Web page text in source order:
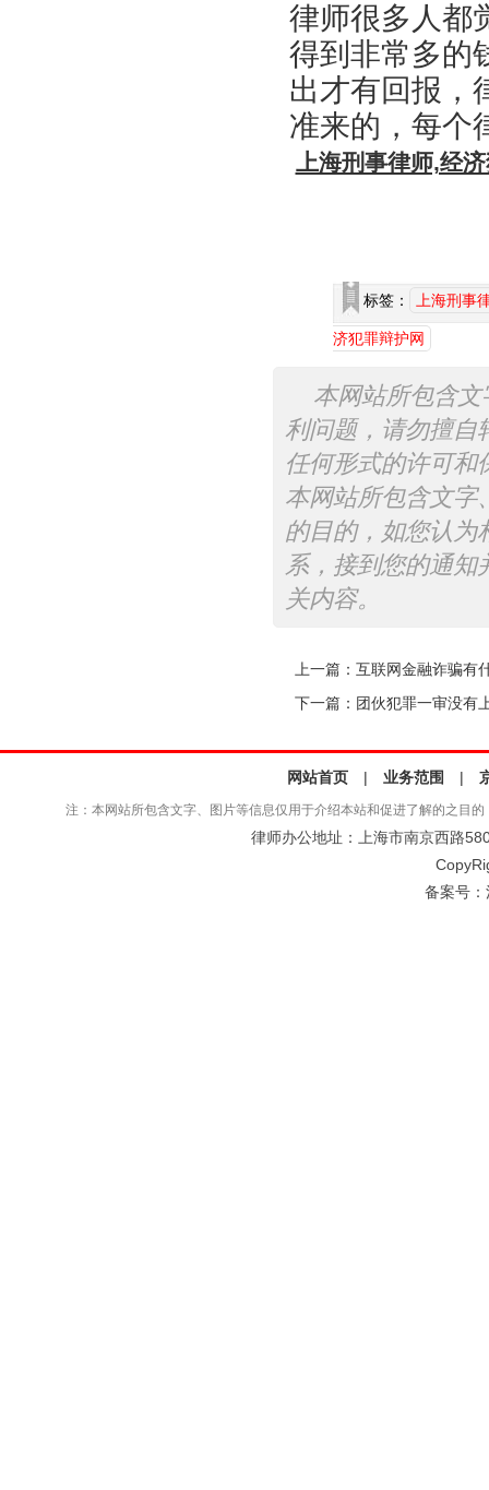
律师很多人都
得到非常多的
出才有回报，
准来的，每个
上海刑事律师,经
标签： 上海刑事
济犯罪辩护网
本网站所包含
利问题，请勿擅自
任何形式的许可和
本网站所包含文字
的目的，如您认为
系，接到您的通知
关内容。
上一篇： 互联网金融诈骗有
下一篇： 团伙犯罪一审没有
网站首页 | 业务范围 |
注：本网站所包含文字、图片等信息仅用于介绍本站和促进了解的之目
律师办公地址：上海市南京西路
备案号：